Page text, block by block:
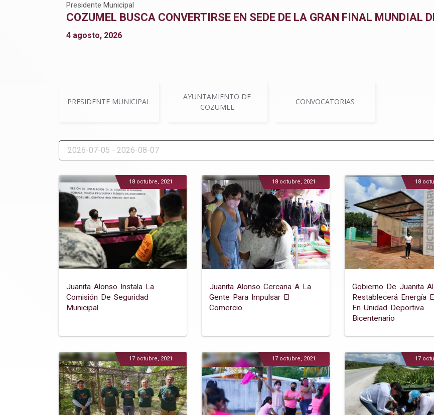
Presidente Municipal
COZUMEL BUSCA CONVERTIRSE EN SEDE DE LA GRAN FINAL MUNDIAL
4 agosto, 2026
PRESIDENTE MUNICIPAL
AYUNTAMIENTO DE
COZUMEL
CONVOCATORIAS
18 octubre, 2021
Juanita Alonso Instala La
Comisión De Seguridad
Municipal
18 octubre, 2021
Juanita Alonso Cercana A La
Gente Para Impulsar El
Comercio
18
Gobierno De Juanita
Restablecerá Energía
En Unidad Deportiva
Bicentenario
17 octubre, 2021 17 octubre, 2021 17